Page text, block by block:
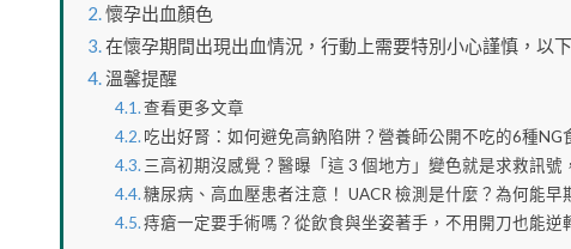
懷孕出血顏色
在懷孕期間出現出血情況，行動上需要特別小心謹慎，以
溫馨提醒
查看更多文章
吃出好腎：如何避免高鈉陷阱？營養師公開不吃的6種NG
三高初期沒感覺？醫曝「這 3 個地方」變色就是求救訊號
糖尿病、高血壓患者注意！ UACR 檢測是什麼？為何能早
痔瘡一定要手術嗎？從飲食與坐姿著手，不用開刀也能逆